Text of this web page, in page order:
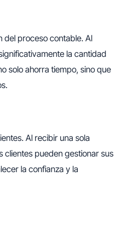
del proceso contable. Al
la cantidad
solo ahorra tiempo, sino que
Al recibir una sola
clientes pueden gestionar sus
la confianza y la